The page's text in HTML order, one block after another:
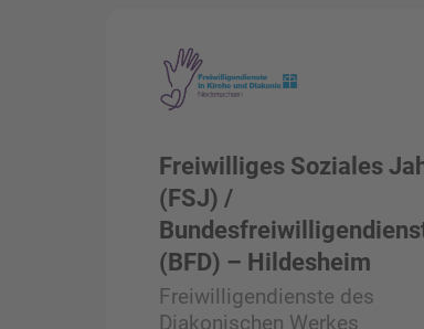
Freiwilliges Soziales
(FSJ) /
(BFD) – Hildesheim
Freiwilligendienste des
Diakonischen Werkes